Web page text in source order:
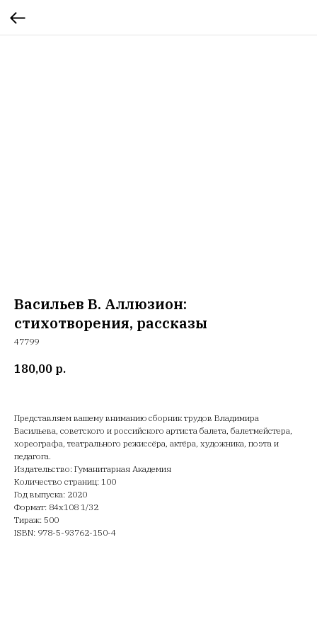
Васильев В. Аллюзион:
стихотворения, рассказы
47799
180,00 р.
Представляем вашему вниманию сборник трудов Владимира
Васильева, советского и российского артиста балета, балетмейстера,
хореографа, театрального режиссёра, актёра, художника, поэта и
педагога.
Издательство: Гуманитарная Академия
Количество страниц: 100
Год выпуска: 2020
Формат: 84х108 1/32
Тираж: 500
ISBN: 978-5-93762-150-4